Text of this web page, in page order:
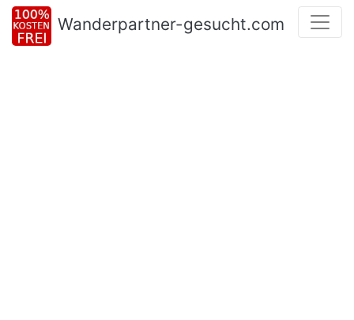
Wanderpartner-gesucht.com